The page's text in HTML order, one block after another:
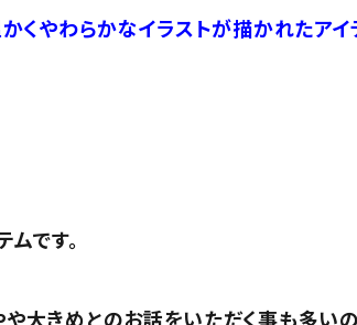
くやわらかなイラストが描かれたア
です。
大きめとのお話をいただく事も多い